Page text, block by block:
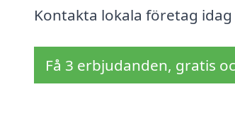
Kontakta lokala företag
Få 3 erbjudanden, gratis